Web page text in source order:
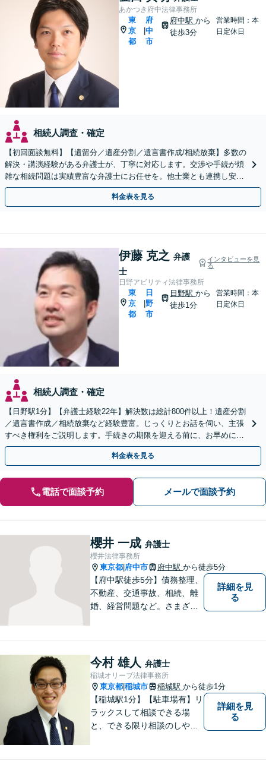
あかつき府中法律事務所
東
京
都
府
中
市
府中駅から
徒歩3分
営業時間：本
日定休日
相続人調査・確定
【初回面談無料】【遺留分／遺産分割／遺言書作成/相続放棄】多数の
解決・講演経験がある弁護士が、丁寧に対応します。交渉や手続が煩
雑な相続問題は実績豊富な弁護士にお任せを。他士業とも連携し安
心・スピード解決！【府中駅3分】
料金表を見る
伊藤 克之 弁護
士
インタビューを見
る
日野アビリティ法律事務所
東
京
都
日
野
市
日野駅から
徒歩1分
営業時間：本
日定休日
相続人調査・確定
【日野駅1分】【弁護士経験22年】解決数は総計800件以上！遺産分割
／遺言書作成／相続放棄など経験豊富。じっくりとお話を伺い、主張
すべき権利をご説明します。手続きの期限を迎える前に、お早めにご
相談ください【初回相談無料】【オンライン相談可】
料金表を見る
電話で面談予約 メールで面談予約
櫻井 一成 弁護士
櫻井法律事務所
東京都 府中市 府中駅 から徒歩5分
【府中駅徒歩5分】債務整理、
不動産、交通事故、相続、離
婚、経営問題など。さまざま
アリングし、あらゆる観点か
ら解決策をご提案します。お
気軽にご相談ください。
詳細を見
る
今村 雄人 弁護士
稲城オリーブ法律事務所
東京都 稲城市 稲城駅 から徒歩1分
【稲城駅1分】【駐車場有】リ
ラックスして相談できる場
と、できる限り相談のしやす
詳細を見
る